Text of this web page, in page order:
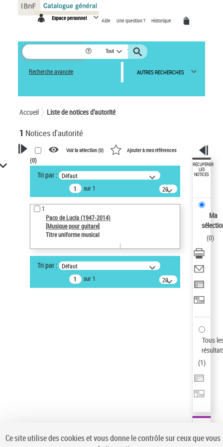
Espace personnel Aide Une question ? Historique
Tout
Recherche avancée AUTRES RECHERCHES
Accueil Liste de notices d’autorité
1 Notices d'autorité
VOTRE RECHERCHE
Recherche avancée dans les
notices d’autorité
Œuvres liées à l'auteur :
Paco de Lucía (1947-2014)
Type de notice d'autorité
Statut de la notice d’autorité
Notice élémentaire
Sauvegarder votre recherche
Voir la sélection (0) Ajouter à mes références
(0)
Tri par : Défaut
sur 1
20
résultats/page
1
Paco de Lucía (1947-2014)
[Musique pour guitare]
Titre uniforme musical
Tri par : Défaut
sur 1
20
résultats/page
RÉCUPÉRER
LES
NOTICES
Ma
(0)
Tous
(1)
Panneau de gestion des cookies
Ce site utilise des cookies et vous donne le contrôle sur ceux que vous